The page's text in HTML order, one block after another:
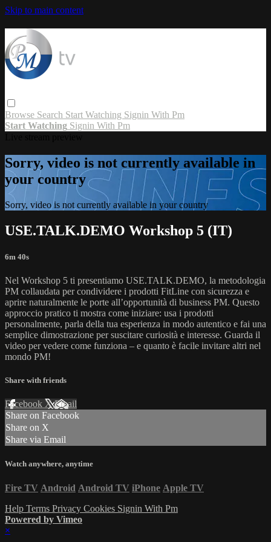
Skip to main content
Browse Search Start Watching Signin With Pm
Start Watching Signin With Pm
Sorry, video is not currently available in
your country
Sorry, video is not currently available in your country
USE.TALK.DEMO Workshop 5 (IT)
6m 40s
Nel Workshop 5 ti presentiamo USE.TALK.DEMO, la metodologia
PM collaudata per condividere i prodotti FitLine con sicurezza e
aprire naturalmente le porte all’opportunità di business PM. Questo
approccio pratico ti mostra come iniziare: usa i prodotti
personalmente, parla della tua esperienza in modo autentico e fai una
semplice dimostrazione per suscitare curiosità e interesse. Guarda il
video per vedere come funziona – e quanto è facile invitare altri nel
mondo PM!
Share with friends
Facebook XEmail
Share on Facebook
Share on X
Share via Email
Watch anywhere, anytime
Fire TV Android Android TV iPhone Apple TV
Help Terms Privacy Cookies Signin With Pm
Powered by Vimeo
×